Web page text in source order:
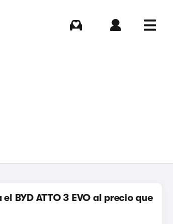
BYD ATTO 3 EVO al precio que